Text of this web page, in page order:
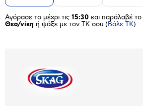
Αγόρασε το μέχρι τις 15:30 και παράλαβέ το
Θεσ/νίκη ή ψάξε με τον ΤΚ σου ( Βάλε ΤΚ)